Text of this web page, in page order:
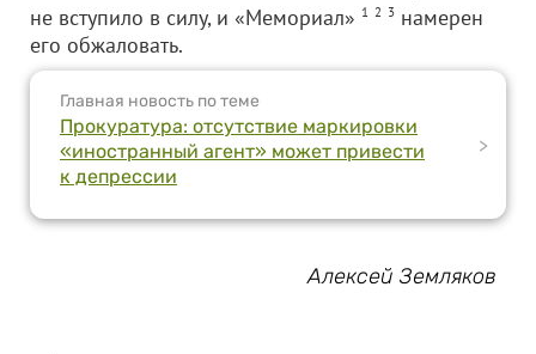
не вступило в силу, и «Мемориал» 1 2 3 намерен
его обжаловать.
Главная новость по теме
Прокуратура: отсутствие маркировки
«иностранный агент» может привести
к депрессии
>
Алексей Земляков